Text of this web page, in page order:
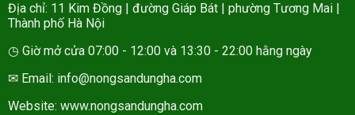
Địa chỉ: 11 Kim Đồng | đường Giáp Bát | phường Tương Mai |
Thành phố Hà Nội
◷ Giờ mở cửa 07:00 - 12:00 và 13:30 - 22:00 hằng ngày
✉ Email: info@nongsandungha.com
Website: www.nongsandungha.com